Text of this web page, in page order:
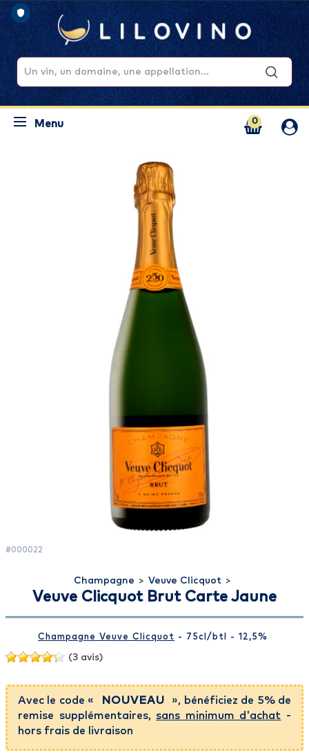
0
Menu
#000022
Champagne > Veuve Clicquot >
Veuve Clicquot Brut Carte Jaune
Champagne Veuve Clicquot - 75cl /btl - 12,5%
(3 avis)
Avec le code « NOUVEAU
», bénéficiez de 5% de
remise supplémentaires,sans minimum d'achat -
hors frais de livraison